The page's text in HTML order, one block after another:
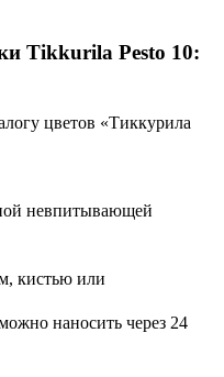
Tikkurila Pesto 10:
цветов «Тиккурила
невпитывающей
кистью или
наносить через 24